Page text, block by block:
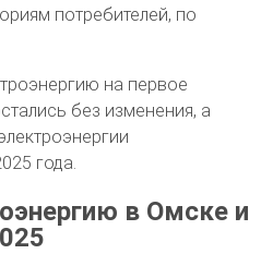
потребителей, по
на первое
без изменения, а
года.
в Омске и